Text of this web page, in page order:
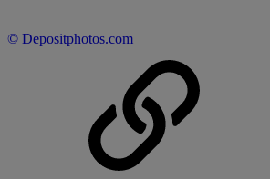
© Depositphotos.com